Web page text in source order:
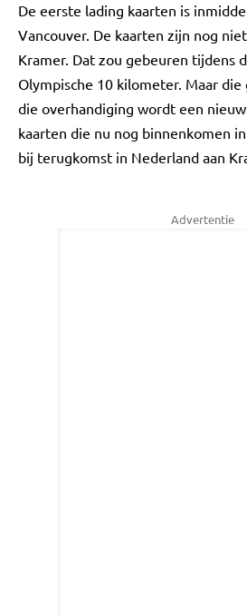
De eerste lading kaarten is
Vancouver. De kaarten zijn nog
Kramer. Dat zou gebeuren tijdens
Olympische 10 kilometer. Maar
die overhandiging wordt een
kaarten die nu nog binnenkomen
bij terugkomst in Nederland aan
Advertentie